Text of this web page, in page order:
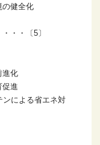
健全化
・〔5〕
化
進
による省エネ対